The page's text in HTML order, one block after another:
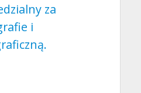
za
i